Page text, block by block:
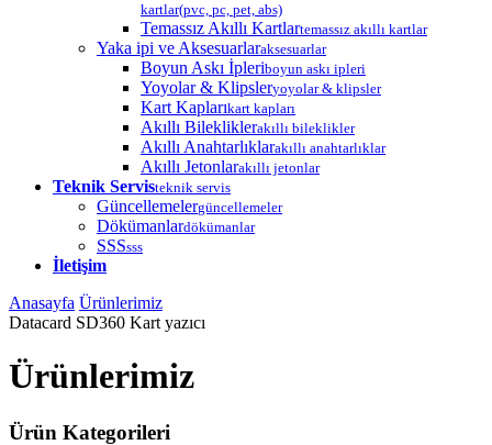
kartlar(pvc, pc, pet, abs)
Temassız Akıllı Kartlartemassız akıllı kartlar
Yaka ipi ve Aksesuarlaraksesuarlar
Boyun Askı İpleriboyun askı ipleri
Yoyolar & Klipsleryoyolar & klipsler
Kart Kaplarıkart kapları
Akıllı Bilekliklerakıllı bileklikler
Akıllı Anahtarlıklarakıllı anahtarlıklar
Akıllı Jetonlarakıllı jetonlar
Teknik Servisteknik servis
Güncellemelergüncellemeler
Dökümanlardökümanlar
SSSsss
İletişim
Anasayfa Ürünlerimiz
Datacard SD360 Kart yazıcı
Ürünlerimiz
Ürün Kategorileri